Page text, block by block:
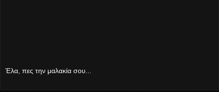
Έλα, πες την μαλακία σου...